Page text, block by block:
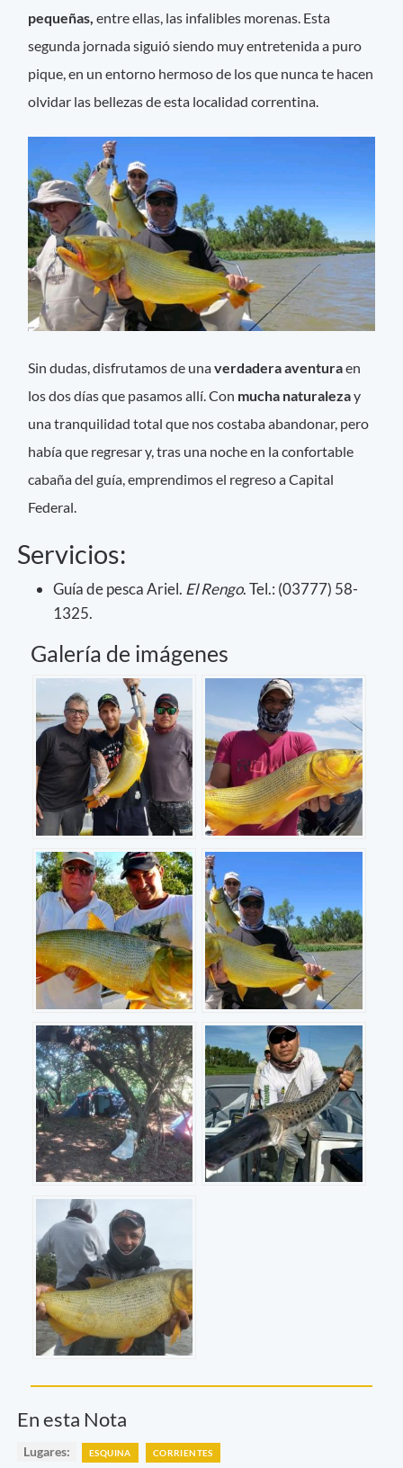
pequeñas, entre ellas, las infalibles morenas. Esta
segunda jornada siguió siendo muy entretenida a puro
pique, en un entorno hermoso de los que nunca te hacen
olvidar las bellezas de esta localidad correntina.
Sin dudas, disfrutamos de unaverdadera aventuraen
los dos días que pasamos allí. Con mucha naturalezay
una tranquilidad total que nos costaba abandonar, pero
había que regresar y, tras una noche en la confortable
cabaña del guía, emprendimos el regreso a Capital
Federal.
Servicios:
Guía de pesca Ariel. El Rengo. Tel.: (03777) 58-
1325.
Galería de imágenes
En esta Nota
Lugares: ESQUINA CORRIENTES